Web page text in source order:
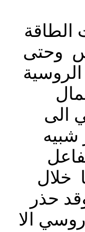
وحتى
الى
خلال
حذر
الا